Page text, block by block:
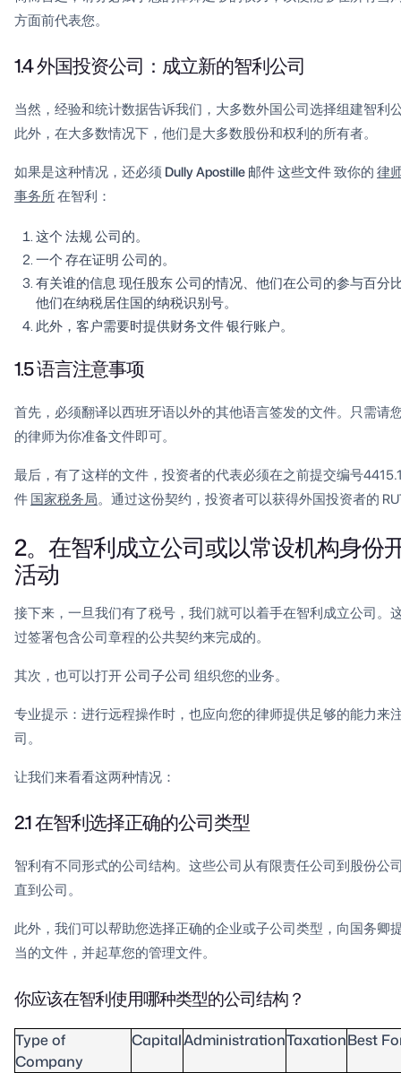
方面前代表您。
1.4 外国投资公司：成立新的智利公司
当然，经验和统计数据告诉我们，大多数外国公司选择组建智利
此外，在大多数情况下，他们是大多数股份和权利的所有者。
如果是这种情况，还必须 Dully Apostille 邮件这些文件致你的 律
事务所在智利：
这个法规公司的。
一个存在证明公司的。
有关谁的信息现任股东公司的情况、他们在公司的参与百分
他们在纳税居住国的纳税识别号。
此外，客户需要时提供财务文件银行账户。
1.5 语言注意事项
首先，必须翻译以西班牙语以外的其他语言签发的文件。只需请
的律师为你准备文件即可。
最后，有了这样的文件，投资者的代表必须在之前提交编号
件 国家税务局。通过这份契约，投资者可以获得外国投资者的
2。在智利成立公司或以常设机构身份
活动
接下来，一旦我们有了税号，我们就可以着手在智利成立公司。
过签署包含公司章程的公共契约来完成的。
其次，也可以打开公司子公司 组织您的业务。
专业提示：进行远程操作时，也应向您的律师提供足够的能力来
司。
让我们来看看这两种情况：
2.1 在智利选择正确的公司类型
智利有不同形式的公司结构。这些公司从有限责任公司到股份公
直到公司。
此外，我们可以帮助您选择正确的企业或子公司类型，向国务卿
当的文件，并起草您的管理文件。
你应该在智利使用哪种类型的公司结构？
Type of
Company
CapitalAdministrationTaxationBest